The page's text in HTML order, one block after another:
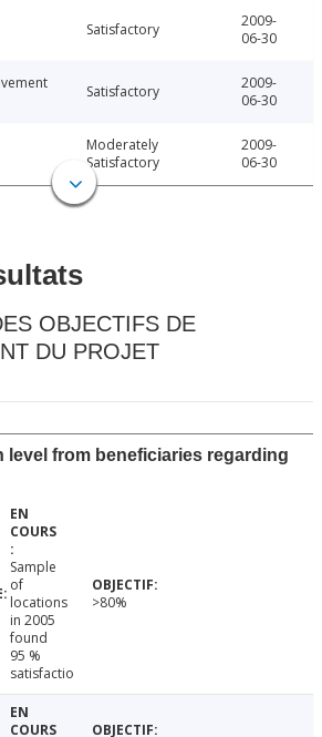
Satisfactory
2009-
06-30
Satisfactory
2009-
06-30
Moderately
Satisfactory
2009-
06-30
OBJECTIFS DE
DU PROJET
level from beneficiaries regarding
Sample
of
locations
in 2005
found
95 %
satisfactio
>80%